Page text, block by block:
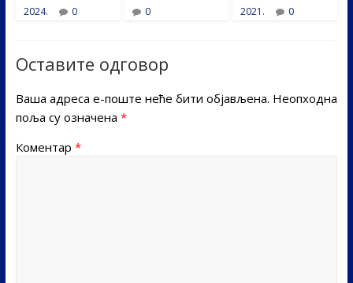
2024. 0 0 2021. 0
Оставите одговор
Ваша адреса е-поште неће бити објављена. Неопходна
поља су означена *
Коментар *